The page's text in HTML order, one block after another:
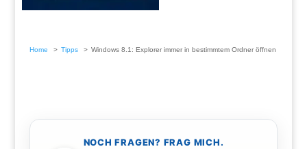
Home Tipps Windows 8.1: Explorer immer in bestimmtem Ordner öffnen
NOCH FRAGEN? FRAG MICH.